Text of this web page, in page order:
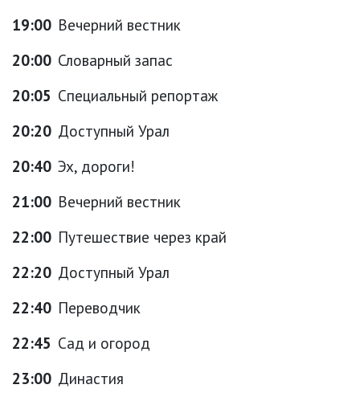
19:00 Вечерний вестник
20:00 Словарный запас
20:05 Специальный репортаж
20:20 Доступный Урал
20:40 Эх, дороги!
21:00 Вечерний вестник
22:00 Путешествие через край
22:20 Доступный Урал
22:40 Переводчик
22:45 Сад и огород
23:00 Династия